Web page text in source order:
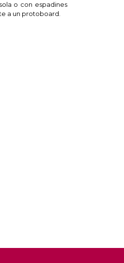
o con espadines
a un protoboard.